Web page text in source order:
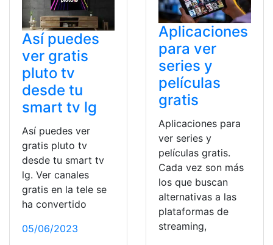
Así puedes
ver gratis
pluto tv
desde tu
smart tv lg
Así puedes ver
gratis pluto tv
desde tu smart tv
lg. Ver canales
gratis en la tele se
ha convertido
05/06/2023
Aplicaciones
para ver
series y
películas
gratis
Aplicaciones para
ver series y
películas gratis.
Cada vez son más
los que buscan
alternativas a las
plataformas de
streaming,